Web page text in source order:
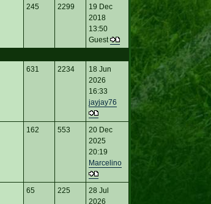
245 2299
19 Dec
2018
13:50
Guest
631 2234
18 Jun
2026
16:33
jayjay76
162 553
20 Dec
2025
20:19
Marcelino
65 225
28 Jul
2026